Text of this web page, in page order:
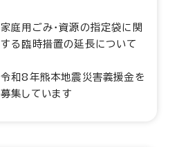
家庭用ごみ・資源の指定袋に関
する臨時措置の延長について
令和8年熊本地震災害義援金を
募集しています